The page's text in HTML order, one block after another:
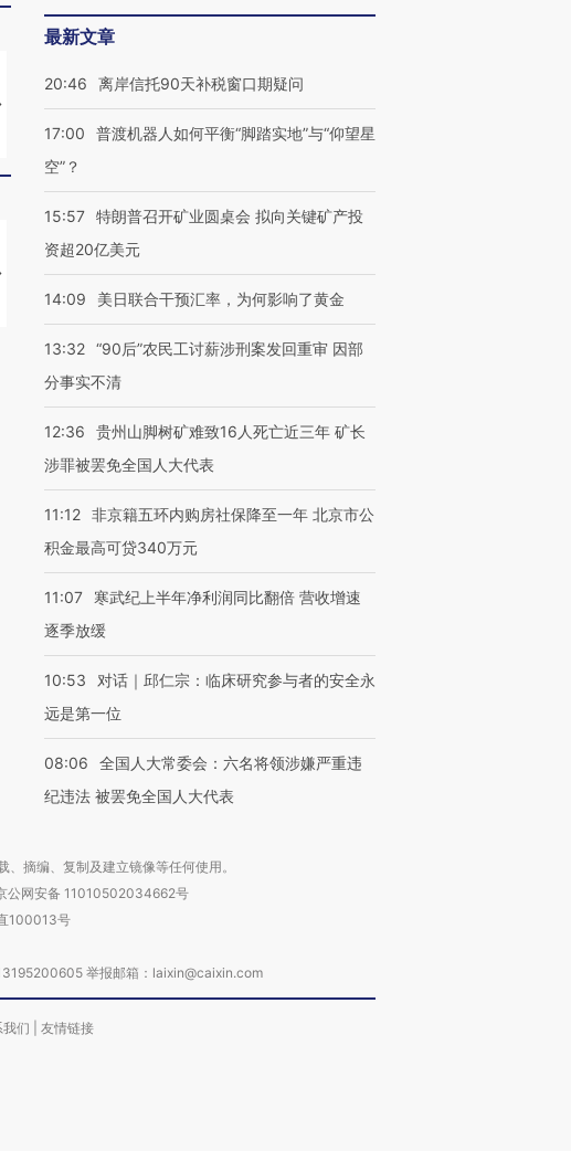
马航飞行员跨国走私7万
粒摇头丸 尿检体内含3种
视线｜被称为“蟑螂”的印
度Z世代 用街头抗争将教
育部长拱下台
视线｜“入侵”还是“人道危
机”？难民潮撕裂西班牙
飞地休达
【推广】走进第四届链博
会，让数智科技“链”接产
【特别呈现】寻找100种
【商旅对话】华住集团
CFO：不靠规模取胜，华
最新文章
20:46 离岸信托90天补税窗口期疑问
17:00
普渡机器人如何平衡“脚踏实地”与“仰望星
空”？
15:57 特朗普召开矿业圆桌会 拟向关键矿产投
资超20亿美元
14:09 美日联合干预汇率，为何影响了黄金
13:32 “90后”农民工讨薪涉刑案发回重审 因部
分事实不清
12:36
贵州山脚树矿难致16人死亡近三年 矿长
涉罪被罢免全国人大代表
11:12 非京籍五环内购房社保降至一年 北京市公
积金最高可贷340万元
11:07
寒武纪上半年净利润同比翻倍 营收增速
逐季放缓
10:53
对话｜邱仁宗：临床研究参与者的安全永
远是第一位
08:06
全国人大常委会：六名将领涉嫌严重违
纪违法 被罢免全国人大代表
摘编、复制及建立镜像等任何使用。
公网安备 11010502034662号
100013号
举报邮箱：laixin@caixin.com
们 友情链接